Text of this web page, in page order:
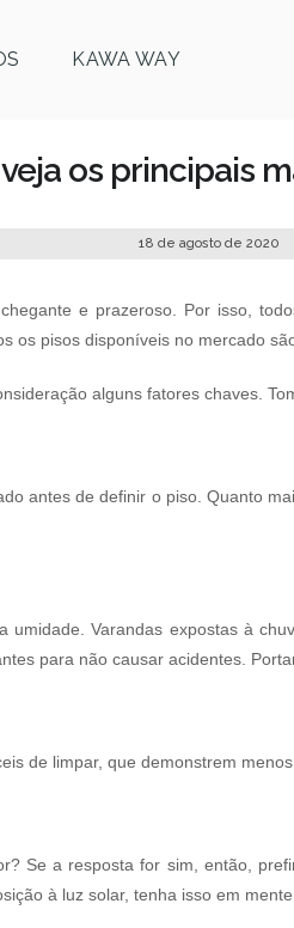
KAWA WAY
os principais
18 de agosto de 2020
e prazeroso. Por isso,
pisos disponíveis no mercado
alguns fatores chaves.
antes de definir o piso. Quanto
Varandas expostas à
para não causar acidentes.
de limpar, que demonstrem
Se a resposta for sim, então,
à luz solar, tenha isso em